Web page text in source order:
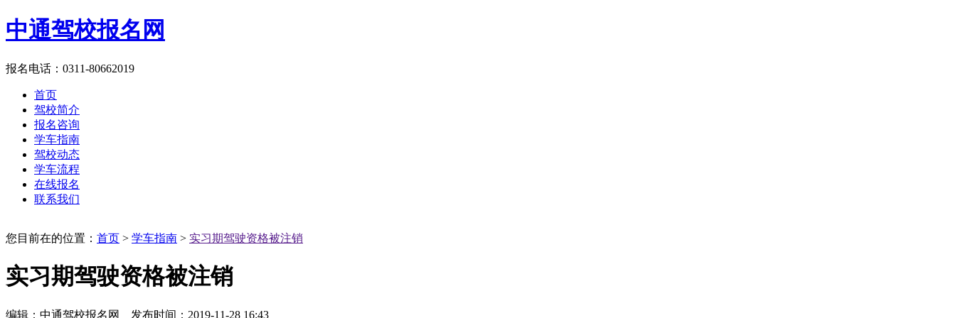
中通驾校报名网
报名电话：0311-80662019
首页
驾校简介
报名咨询
学车指南
驾校动态
学车流程
在线报名
联系我们
您目前在的位置： 首页 > 学车指南 > 实习期驾驶资格被注销
实习期驾驶资格被注销
编辑：中通驾校报名网 发布时间：2019-11-28 16:43